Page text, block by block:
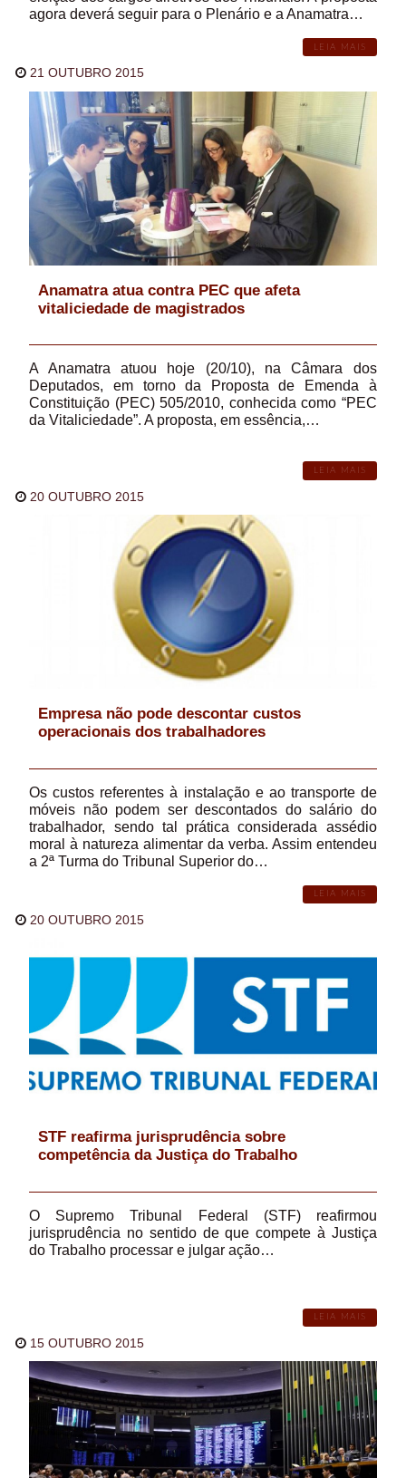
agora deverá seguir para o Plenário e a Anamatra…
LEIA MAIS
21 OUTUBRO 2015
Anamatra atua contra PEC que afeta
vitaliciedade de magistrados
A Anamatra atuou hoje (20/10), na Câmara dos
Deputados, em torno da Proposta de Emenda à
Constituição (PEC) 505/2010, conhecida como “PEC
da Vitaliciedade”. A proposta, em essência,…
LEIA MAIS
20 OUTUBRO 2015
Empresa não pode descontar custos
operacionais dos trabalhadores
Os custos referentes à instalação e ao transporte de
móveis não podem ser descontados do salário do
trabalhador, sendo tal prática considerada assédio
moral à natureza alimentar da verba. Assim entendeu
a 2ª Turma do Tribunal Superior do…
LEIA MAIS
20 OUTUBRO 2015
STF reafirma jurisprudência sobre
competência da Justiça do Trabalho
O Supremo Tribunal Federal (STF) reafirmou
jurisprudência no sentido de que compete à Justiça
do Trabalho processar e julgar ação…
LEIA MAIS
15 OUTUBRO 2015